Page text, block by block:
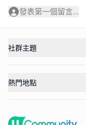
發表第一個留言...
社群主題
熱門地點